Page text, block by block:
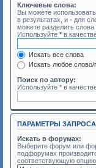
Ключевые слова:
Вы можете использовать
в результатах, и - для
можете разделить
Используйте * в
Искать все слова
Искать любое
Поиск по автору:
Используйте * в
ПАРАМЕТРЫ ЗАПРОСА
Искать в форумах:
Выберите форум или
подфорумах
соответствующую опцию